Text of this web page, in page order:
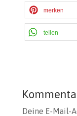
merken
teilen
Deine E-Mail-